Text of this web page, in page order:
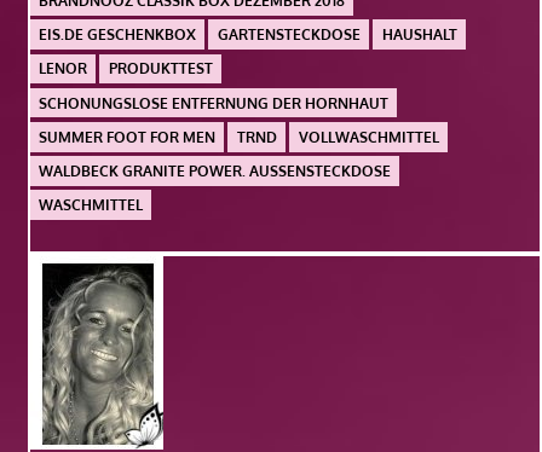
EIS.DE GESCHENKBOX
GARTENSTECKDOSE
HAUSHALT
LENOR
PRODUKTTEST
SCHONUNGSLOSE ENTFERNUNG DER HORNHAUT
SUMMER FOOT FOR MEN
TRND
VOLLWASCHMITTEL
WALDBECK GRANITE POWER. AUSSENSTECKDOSE
WASCHMITTEL